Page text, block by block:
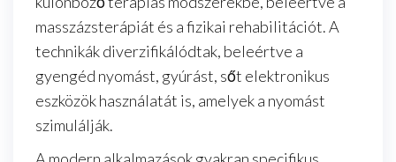
masszázsterápiát és a fizikai rehabilitációt. A
technikák diverzifikálódtak, beleértve a
gyengéd nyomást, gyúrást, sőt elektronikus
eszközök használatát is, amelyek a nyomást
szimulálják.